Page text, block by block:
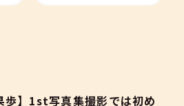
歩】1st写真集撮影では初め